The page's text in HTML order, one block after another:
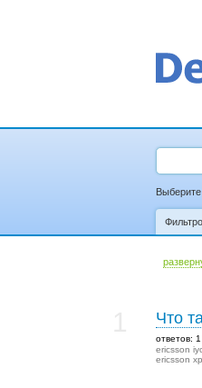
Выберите
Что
ответов: 1
ericsson
ericsson